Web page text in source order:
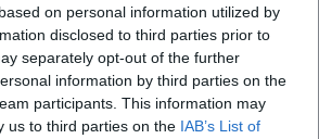
on personal information utilized by
disclosed to third parties prior to
separately opt-out of the further
information by third parties on the
participants. This information may
us to third parties on the IAB’s List of
Eintritt?